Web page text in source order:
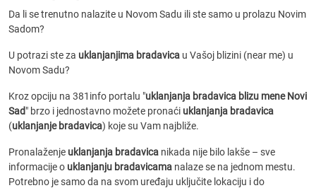
Da li se trenutno nalazite u Novom Sadu ili ste samo u prolazu Novim
Sadom?
U potrazi ste za uklanjanjima bradavica u Vašoj blizini (near me) u
Novom Sadu?
Kroz opciju na 381info portalu "uklanjanja bradavica blizu mene Novi
Sad" brzo i jednostavno možete pronaći uklanjanja bradavica
(uklanjanje bradavica) koje su Vam najbliže.
Pronalaženje uklanjanja bradavica nikada nije bilo lakše – sve
informacije o uklanjanju bradavicama nalaze se na jednom mestu.
Potrebno je samo da na svom uređaju uključite lokaciju i do